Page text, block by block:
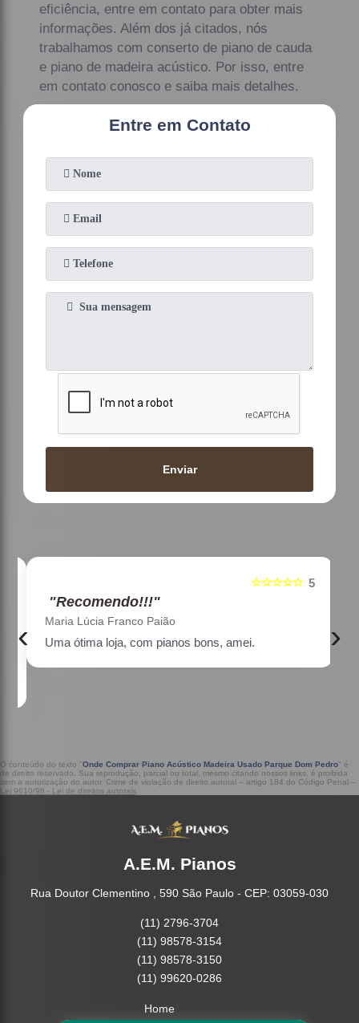
eficiência, entre em contato para obter mais
informações. Além dos já citados, nós
trabalhamos com conserto de piano de cauda
e piano de madeira acústico. Por isso, entre
em contato conosco e saiba mais detalhes.
Entre em Contato
Enviar
5
☆☆☆☆☆
"Recomendo!!!"
Maria Lúcia Franco Paião
Uma ótima loja, com pianos bons, amei.
‹ ›
O conteúdo do texto "Onde Comprar Piano Acústico Madeira Usado Parque Dom Pedro" é
de direito reservado. Sua reprodução, parcial ou total, mesmo citando nossos links, é proibida
sem a autorização do autor. Crime de violação de direito autoral – artigo 184 do Código Penal –
Lei 9610/98 - Lei de direitos autorais
A.E.M. Pianos
Rua Doutor Clementino , 590 São Paulo - CEP: 03059-030
(11) 2796-3704
(11) 98578-3154
(11) 98578-3150
(11) 99620-0286
Home